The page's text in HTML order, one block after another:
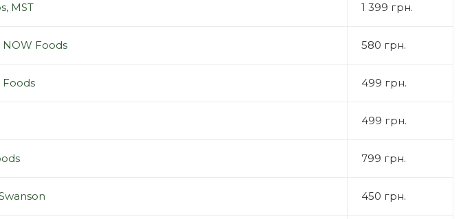
MST 1 399 грн.
NOW Foods 580 грн.
Foods 499 грн.
499 грн.
799 грн.
450 грн.